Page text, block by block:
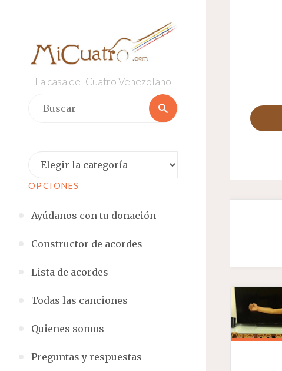
La casa del Cuatro Venezolano
Buscar
Categorías
OPCIONES
Ayúdanos con tu donación
Constructor de acordes
Lista de acordes
Todas las canciones
Quienes somos
Preguntas y respuestas